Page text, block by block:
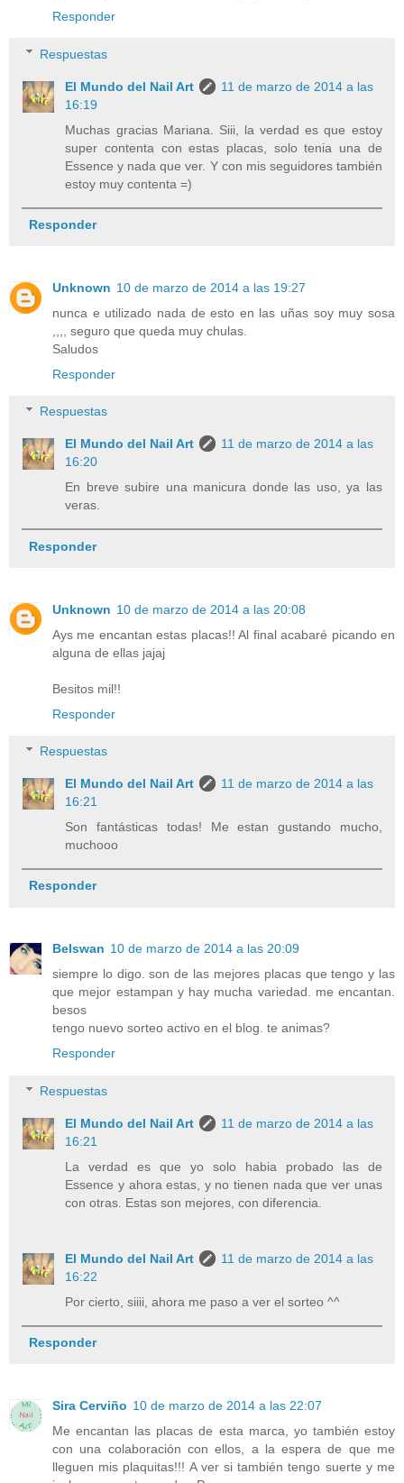
Responder
Respuestas
El Mundo del Nail Art
11 de marzo de 2014 a las
16:19
Muchas gracias Mariana. Siii, la verdad es que estoy
super contenta con estas placas, solo tenia una de
Essence y nada que ver. Y con mis seguidores también
estoy muy contenta =)
Responder
Unknown 10 de marzo de 2014 a las 19:27
nunca e utilizado nada de esto en las uñas soy muy sosa
,,,, seguro que queda muy chulas.
Saludos
Responder
Respuestas
El Mundo del Nail Art
11 de marzo de 2014 a las
16:20
En breve subire una manicura donde las uso, ya las
veras.
Responder
Unknown 10 de marzo de 2014 a las 20:08
Ays me encantan estas placas!! Al final acabaré picando en
alguna de ellas jajaj
Besitos mil!!
Responder
Respuestas
El Mundo del Nail Art
11 de marzo de 2014 a las
16:21
Son fantásticas todas! Me estan gustando mucho,
muchooo
Responder
Belswan 10 de marzo de 2014 a las 20:09
siempre lo digo. son de las mejores placas que tengo y las
que mejor estampan y hay mucha variedad. me encantan.
besos
tengo nuevo sorteo activo en el blog. te animas?
Responder
Respuestas
El Mundo del Nail Art
11 de marzo de 2014 a las
16:21
La verdad es que yo solo habia probado las de
Essence y ahora estas, y no tienen nada que ver unas
con otras. Estas son mejores, con diferencia.
El Mundo del Nail Art
11 de marzo de 2014 a las
16:22
Por cierto, siiii, ahora me paso a ver el sorteo ^^
Responder
Sira Cerviño 10 de marzo de 2014 a las 22:07
Me encantan las placas de esta marca, yo también estoy
con una colaboración con ellos, a la espera de que me
lleguen mis plaquitas!!! A ver si también tengo suerte y me